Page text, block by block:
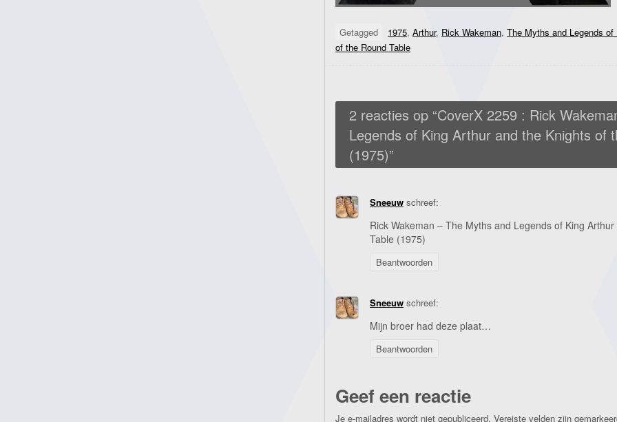
Getagged 1975, Arthur, Rick Wakeman, The Myths and Legends
of the Round Table
2 reacties op “CoverX 2259 : Rick
Legends of King Arthur and the Knights of
(1975)”
Sneeuw schreef:
Rick Wakeman – The Myths and Legends of King
Table (1975)
Beantwoorden
Sneeuw schreef:
Mijn broer had deze plaat…
Beantwoorden
Geef een reactie
Je e-mailadres wordt niet gepubliceerd. Vereiste velden zijn